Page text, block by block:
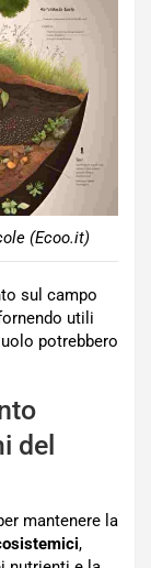
(Ecoo.it)
sul campo
utili
potrebbero
del
mantenere la
,